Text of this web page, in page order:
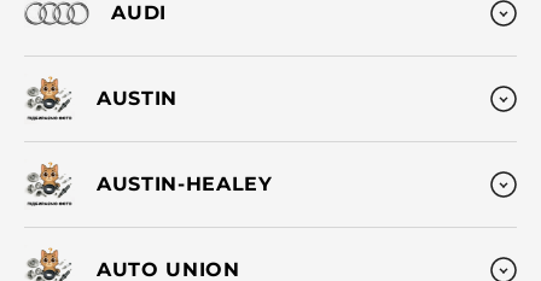
AUDI
AUSTIN
AUSTIN-HEALEY
AUTO UNION